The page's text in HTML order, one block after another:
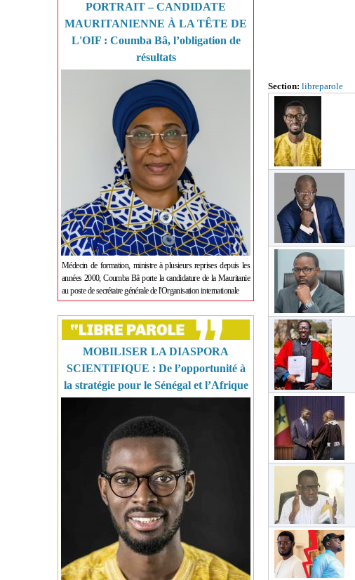
PORTRAIT – CANDIDATE
MAURITANIENNE À LA TÊTE DE
L'OIF : Coumba Bâ, l’obligation de
résultats
Médecin de formation, ministre à plusieurs reprises depuis les
années 2000, Coumba Bâ porte la candidature de la Mauritanie
au poste de secrétaire générale de l'Organisation internationale
MOBILISER LA DIASPORA
SCIENTIFIQUE : De l’opportunité à
la stratégie pour le Sénégal et l’Afrique
Section: libreparole